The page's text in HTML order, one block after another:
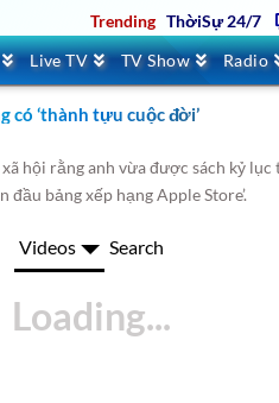
Trending ThờiSự 24/7
Live TV TV Show Radio
có ‘thành tựu cuộc đời’
hội rằng anh vừa được sách kỷ
bảng xếp hạng Apple Store’.
Videos Search